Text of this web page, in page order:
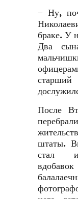
− Ну,
браке. У
Два
После
штаты.
стал